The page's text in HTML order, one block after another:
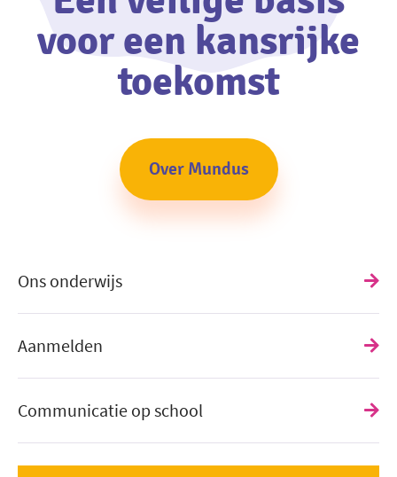
voor een kansrijke
toekomst
Over Mundus
Ons onderwijs
Aanmelden
Communicatie op school